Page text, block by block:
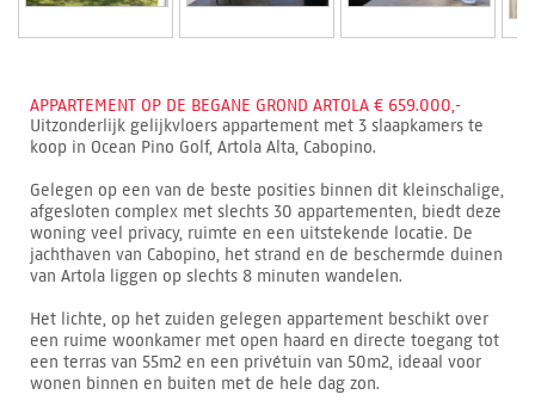
APPARTEMENT OP DE BEGANE GROND ARTOLA € 659.000,-
Uitzonderlijk gelijkvloers appartement met 3 slaapkamers te
koop in Ocean Pino Golf, Artola Alta, Cabopino.
Gelegen op een van de beste posities binnen dit kleinschalige,
afgesloten complex met slechts 30 appartementen, biedt deze
woning veel privacy, ruimte en een uitstekende locatie. De
jachthaven van Cabopino, het strand en de beschermde duinen
van Artola liggen op slechts 8 minuten wandelen.
Het lichte, op het zuiden gelegen appartement beschikt over
een ruime woonkamer met open haard en directe toegang tot
een terras van 55m2 en een privétuin van 50m2, ideaal voor
wonen binnen en buiten met de hele dag zon.